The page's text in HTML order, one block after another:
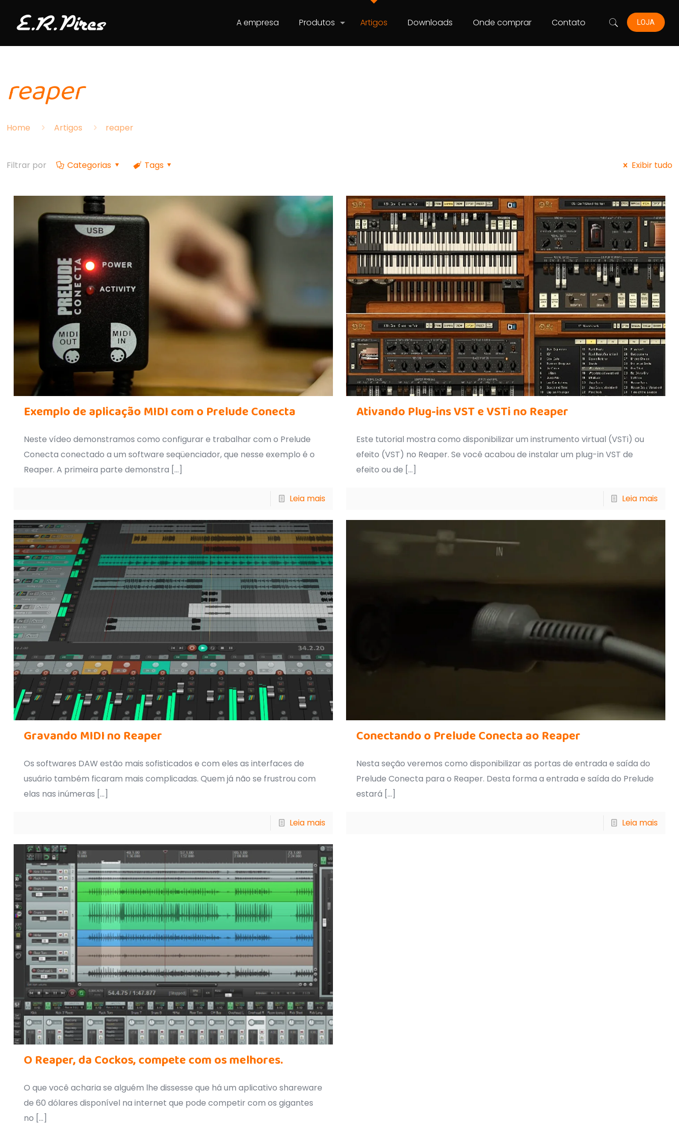
A empresa Produtos Artigos Downloads Onde comprar Contato LOJA
reaper
Home Artigos reaper
Filtrar por Categorias Tags Exibir tudo
Exemplo de aplicação MIDI com o Prelude Conecta
Neste vídeo demonstramos como configurar e trabalhar com o Prelude
Conecta conectado a um software seqüenciador, que nesse exemplo é o
Reaper. A primeira parte demonstra […]
Leia mais
Ativando Plug-ins VST e VSTi no Reaper
Este tutorial mostra como disponibilizar um instrumento virtual (VSTi) ou
efeito (VST) no Reaper. Se você acabou de instalar um plug-in VST de
efeito ou de […]
Leia mais
Gravando MIDI no Reaper
Os softwares DAW estão mais sofisticados e com eles as interfaces de
usuário também ficaram mais complicadas. Quem já não se frustrou com
elas nas inúmeras […]
Leia mais
Conectando o Prelude Conecta ao Reaper
Nesta seção veremos como disponibilizar as portas de entrada e saída do
Prelude Conecta para o Reaper. Desta forma a entrada e saída do Prelude
estará […]
Leia mais
O Reaper, da Cockos, compete com os melhores.
O que você acharia se alguém lhe dissesse que há um aplicativo shareware
de 60 dólares disponível na internet que pode competir com os gigantes
no […]